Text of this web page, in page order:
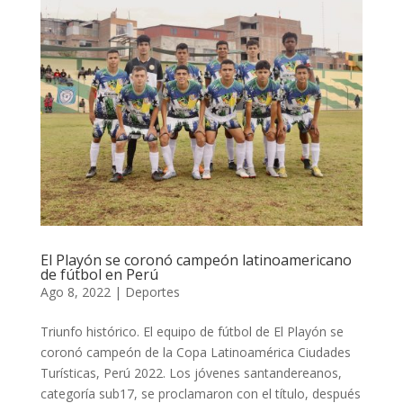
El Playón se coronó campeón latinoamericano
de fútbol en Perú
Ago 8, 2022| Deportes
Triunfo histórico. El equipo de fútbol de El Playón se
coronó campeón de la Copa Latinoamérica Ciudades
Turísticas, Perú 2022. Los jóvenes santandereanos,
categoría sub17, se proclamaron con el título, después